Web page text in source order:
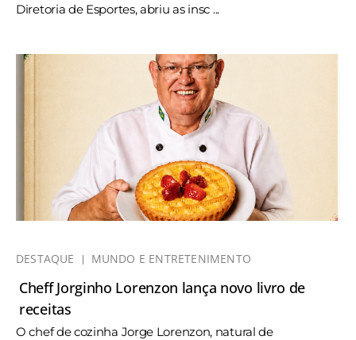
Diretoria de Esportes, abriu as insc ...
DESTAQUE MUNDO E ENTRETENIMENTO
Cheff Jorginho Lorenzon lança novo livro de
receitas
O chef de cozinha Jorge Lorenzon, natural de